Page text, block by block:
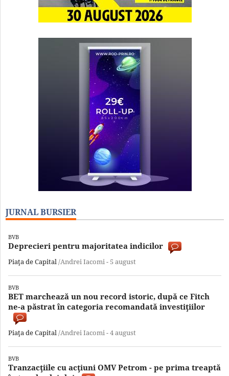
JURNAL BURSIER
BVB
Deprecieri pentru majoritatea indicilor
Piaţa de Capital/Andrei Iacomi - 5 august
BVB
BET marchează un nou record istoric, după ce Fitch
ne-a păstrat în categoria recomandată investiţiilor
Piaţa de Capital/Andrei Iacomi -4 august
BVB
Tranzacţiile cu acţiuni OMV Petrom - pe prima treaptă